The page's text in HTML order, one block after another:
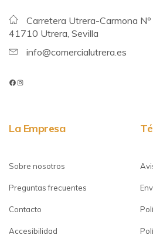
Carretera Utrera-Carmona
41710 Utrera, Sevilla
info@comercialutrera.es
La Empresa
Sobre nosotros
Preguntas frecuentes
Contacto
Accesibilidad